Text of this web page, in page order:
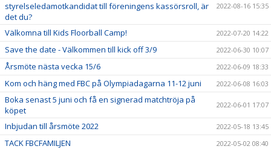
styrelseledamotkandidat till föreningens kassörsroll, är
det du?
2022-08-16 15:35
Välkomna till Kids Floorball Camp! 2022-07-20 14:22
Save the date - Välkommen till kick off 3/9 2022-06-30 10:07
Årsmöte nästa vecka 15/6 2022-06-09 18:33
Kom och häng med FBC på Olympiadagarna 11-12 juni 2022-06-08 16:03
Boka senast 5 juni och få en signerad matchtröja på
köpet
2022-06-01 17:07
Inbjudan till årsmöte 2022 2022-05-18 13:45
TACK FBCFAMILJEN 2022-05-02 08:40